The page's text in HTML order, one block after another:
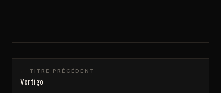
← TITRE PRÉCÉDENT
Vertigo